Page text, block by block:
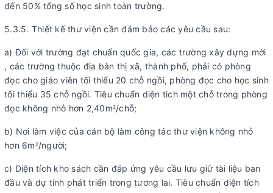
đến 50% tổng số học sinh toàn trường.
5.3.5. Thiết kế thư viện cần đảm bảo các yêu cầu sau:
a) Đối với trường đạt chuẩn quốc gia, các trường xây dựng mới
, các trường thuộc địa bàn thị xã, thành phố, phải có phòng
đọc cho giáo viên tối thiểu 20 chỗ ngồi, phòng đọc cho học sinh
tối thiểu 35 chỗ ngồi. Tiêu chuẩn diện tich một chỗ trong phòng
đọc không nhỏ hơn 2,40m2/chỗ;
b) Nơi làm việc của cán bộ làm công tác thư viện không nhỏ
hơn 6m 2/người;
c) Diện tích kho sách cần đáp ứng yêu cầu lưu giữ tài liệu ban
đầu và dự tính phát triển trong tương lai. Tiêu chuẩn diện tích